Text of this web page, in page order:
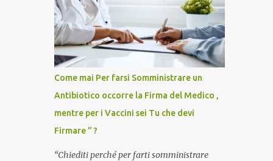
Come mai Per farsi Somministrare un
Antibiotico occorre la Firma del Medico ,
mentre per i Vaccini sei Tu che devi
Firmare ” ?
“Chiediti perché per farti somministrare